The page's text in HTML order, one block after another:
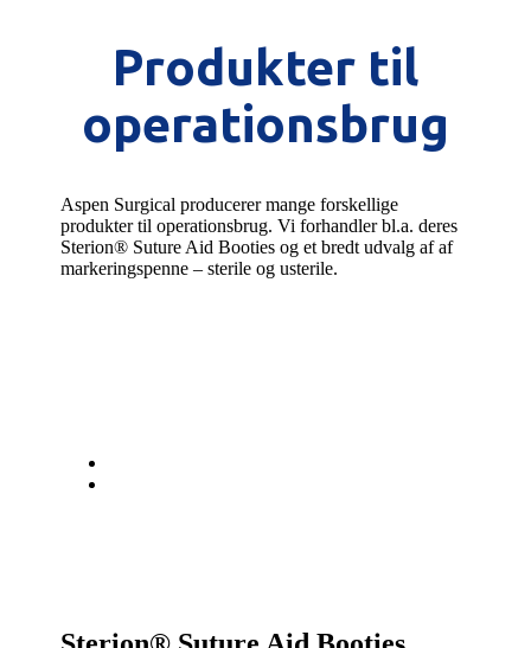
Produkter til
operationsbrug
Aspen Surgical producerer mange forskellige
produkter til operationsbrug. Vi forhandler bl.a. deres
Sterion® Suture Aid Booties og et bredt udvalg af af
markeringspenne – sterile og usterile.